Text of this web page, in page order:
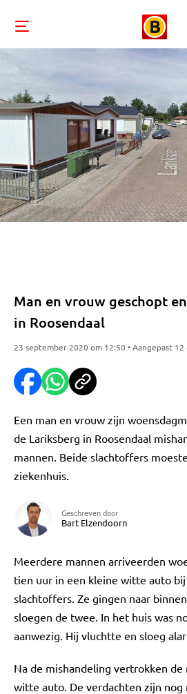
Man en vrouw geschopt
in Roosendaal
23 september 2020 om 12:50 • Aangepast
Een man en vrouw zijn
de Lariksberg in Roosendaal
mannen. Beide slachtoffers
ziekenhuis.
Geschreven door
Bart Elzendoorn
Meerdere mannen arriveerden
tien uur in een kleine witte auto
slachtoffers. Ze gingen naar
sloegen de twee. In het huis was
aanwezig. Hij vluchtte en sloeg
Na de mishandeling vertrokken de
witte auto. De verdachten zijn nog